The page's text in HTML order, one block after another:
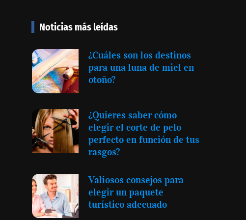
Noticias más leídas
¿Cuáles son los destinos
para una luna de miel en
otoño?
¿Quieres saber cómo
elegir el corte de pelo
perfecto en función de tus
rasgos?
Valiosos consejos para
elegir un paquete
turístico adecuado